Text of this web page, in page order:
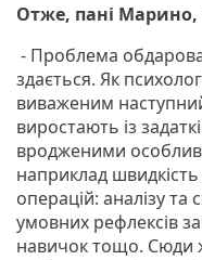
Отже, пані Марино,
- Проблема
здається. Як
виваженим наступний
виростають із
вродженими
наприклад
операцій: аналізу та
умовних рефлексів
навичок тощо. Сюди